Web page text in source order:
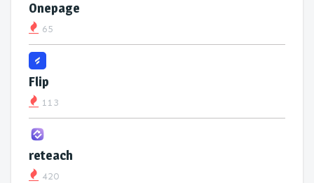
Onepage
65
Flip
113
reteach
420